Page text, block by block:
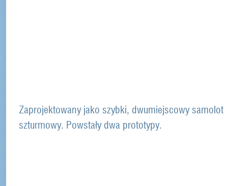
Zaprojektowany jako szybki, dwumiejscowy samolot
szturmowy. Powstały dwa prototypy.